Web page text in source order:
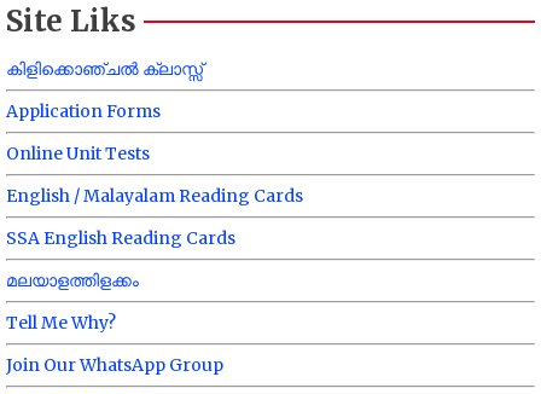
Site Liks
കിളിക്കൊഞ്ചൽ ക്ലാസ്സ്
Application Forms
Online Unit Tests
English / Malayalam Reading Cards
SSA English Reading Cards
മലയാളത്തിളക്കം
Tell Me Why?
Join Our WhatsApp Group